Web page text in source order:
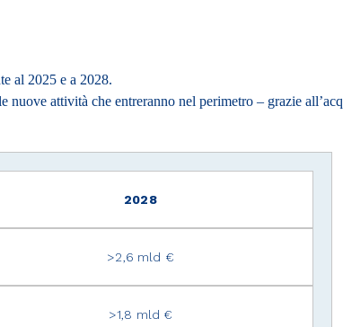
al 2025 e a 2028.
attività che entreranno nel perimetro – grazie
2028
>2,6 mld €
>1,8 mld €